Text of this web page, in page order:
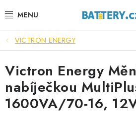
na
VÝHODNÉ SETY
SLUŽBY
AUTOBATERIE
VICTRON ENERGY
Victron Energy
nabíječkou
1600VA/70-16,